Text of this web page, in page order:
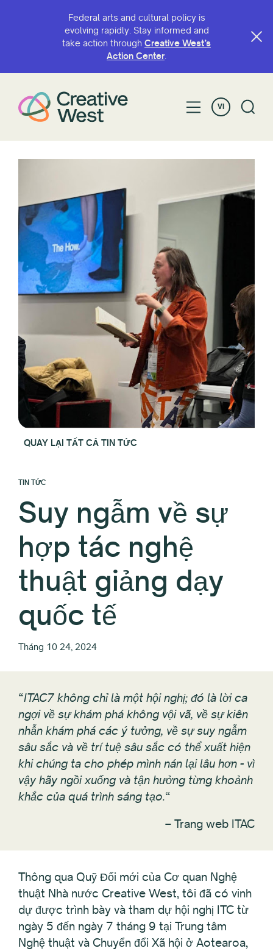
Federal arts and cultural policy is
evolving rapidly. Stay informed and
take action through Creative West’s
Action Center.
VI
QUAY LẠI TẤT CẢ TIN TỨC
TIN TỨC
Suy ngẫm về sự
hợp tác nghệ
thuật giảng dạy
quốc tế
Tháng 10 24, 2024
“ITAC7 không chỉ là một hội nghị; đó là lời ca
ngợi về sự khám phá không vội vã, về sự kiên
nhẫn khám phá các ý tưởng, về sự suy ngẫm
sâu sắc và về trí tuệ sâu sắc có thể xuất hiện
khi chúng ta cho phép mình nán lại lâu hơn - vì
vậy hãy ngồi xuống và tận hưởng từng khoảnh
khắc của quá trình sáng tạo.“
– Trang web ITAC
Thông qua Quỹ Đổi mới của Cơ quan Nghệ
thuật Nhà nước Creative West, tôi đã có vinh
dự được trình bày và tham dự hội nghị ITC từ
ngày 5 đến ngày 7 tháng 9 tại Trung tâm
Nghệ thuật và Chuyển đổi Xã hội ở Aotearoa,